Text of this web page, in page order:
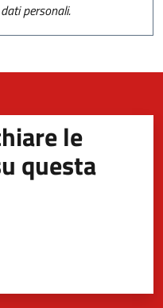
personali.
le
questa